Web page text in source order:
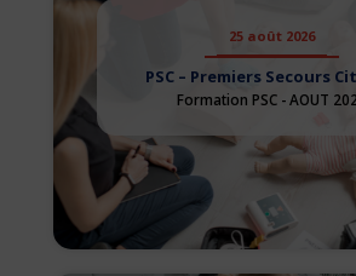
25 août 2026
PSC – Premiers Secours
Formation PSC - AOUT